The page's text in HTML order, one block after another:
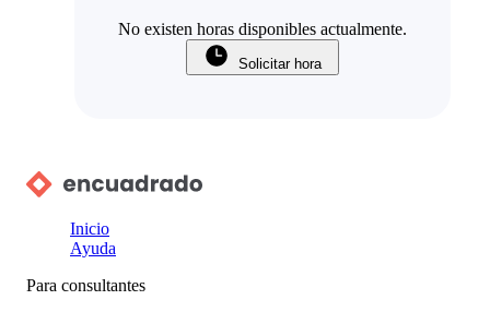
No existen horas disponibles actualmente.
Solicitar hora
Inicio
Ayuda
Para consultantes